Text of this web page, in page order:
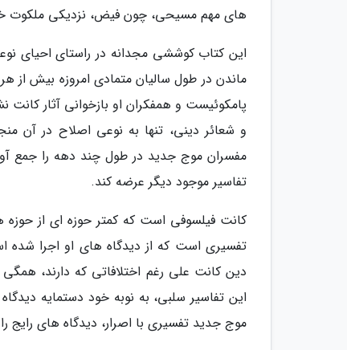
های مهم مسیحی، چون فیض، نزدیکی ملکوت
این کتاب کوششی مجدانه در راستای احیای
ماندن در طول سالیان متمادی امروزه بیش از
پامکوئیست و همفکران او بازخوانی آثار
و شعائر دینی، تنها به نوعی اصلاح در
مفسران موج جدید در طول چند دهه را جمع
تفاسیر موجود دیگر عرضه کند.
کانت فیلسوفی است که کمتر حوزه ای از حوزه
تفسیری است که از دیدگاه های او اجرا شده
دین کانت علی رغم اختلافاتی که دارند، همگی
این تفاسیر سلبی، به نوبه خود دستمایه
موج جدید تفسیری با اصرار، دیدگاه های